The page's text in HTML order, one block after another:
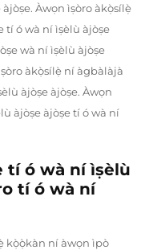
Àwọn ìṣòro àkọ̀sílẹ̀
tí ó wà ní ìṣèlù àjòṣe
wà ní ìṣèlù àjòṣe
àkọ̀sílẹ̀ ní àgbàlàjà
àjòṣe àjòṣe. Àwọn
àjòṣe àjòṣe tí ó wà ní
tí ó wà ní ìṣèlù
tí ó wà ní
kọ̀ọ̀kàn ní àwọn ìpò